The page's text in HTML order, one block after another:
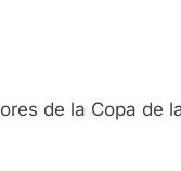
de la Copa de